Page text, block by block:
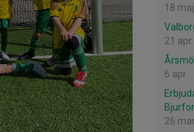
18 maj
21 apr
6 apr
26